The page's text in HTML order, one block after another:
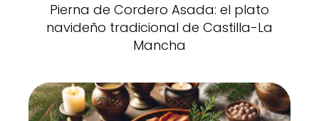
Pierna de Cordero Asada: el plato
navideño tradicional de Castilla-La
Mancha